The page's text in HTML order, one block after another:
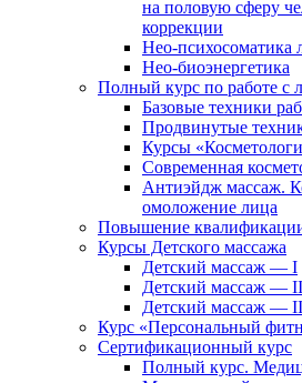
на половую сферу
коррекции
Нео-психосоматика
Нео-биоэнергетика
Полный курс по работе с
Базовые техники
Продвинутые
Курсы
Современная
Антиэйдж массаж.
омоложение лица
Повышение
Курсы Детского массажа
Детский массаж — I
Детский массаж — II
Детский массаж —
Курс «Персональный
Сертификационный курс
Полный курс.